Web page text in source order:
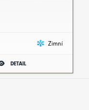
Zimní
DETAIL